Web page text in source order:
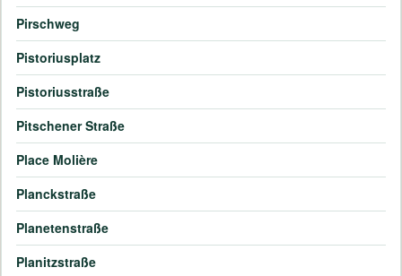
Pirschweg
Pistoriusplatz
Pistoriusstraße
Pitschener Straße
Place Molière
Planckstraße
Planetenstraße
Planitzstraße